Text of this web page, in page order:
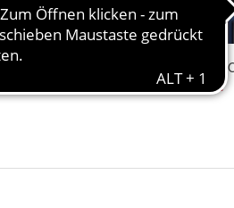
Cilek
44,99 €